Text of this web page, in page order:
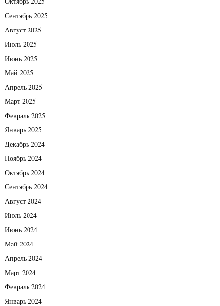
Сентябрь 2025
Август 2025
Июль 2025
Июнь 2025
Май 2025
Апрель 2025
Март 2025
Февраль 2025
Январь 2025
Декабрь 2024
Ноябрь 2024
Октябрь 2024
Сентябрь 2024
Август 2024
Июль 2024
Июнь 2024
Май 2024
Апрель 2024
Март 2024
Февраль 2024
Январь 2024